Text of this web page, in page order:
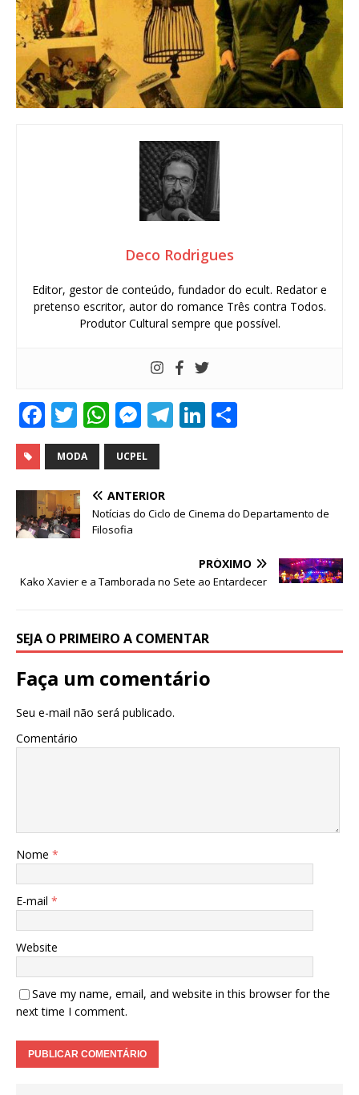
Deco Rodrigues
Editor, gestor de conteúdo, fundador do ecult. Redator e
pretenso escritor, autor do romance Três contra Todos.
Produtor Cultural sempre que possível.
F
a
c
e
b
o
k
T
w
it
te
r
W
h
at
s
A
p
p
M
e
ss
e
n
e
r
T
ra
Li
dI
MODA UCPEL
ANTERIOR
Notícias do Ciclo de Cinema do Departamento de
Filosofia
PRÓXIMO
Kako Xavier e a Tamborada no Sete ao Entardecer
SEJA O PRIMEIRO A COMENTAR
Faça um comentário
Seu e-mail não será publicado.
Comentário
Nome *
E-mail *
Website
Save my name, email, and website in this browser for the
next time I comment.